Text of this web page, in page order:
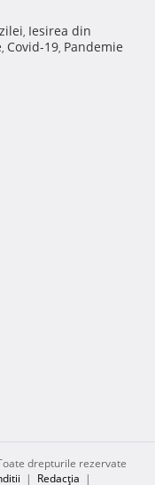
, Iesirea din
, Covid-19, Pandemie
drepturile rezervate
| Redacţia |